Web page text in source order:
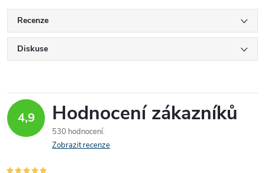
Recenze
Diskuse
4,9 Hodnocení zákazníků
530 hodnocení
Zobrazit recenze